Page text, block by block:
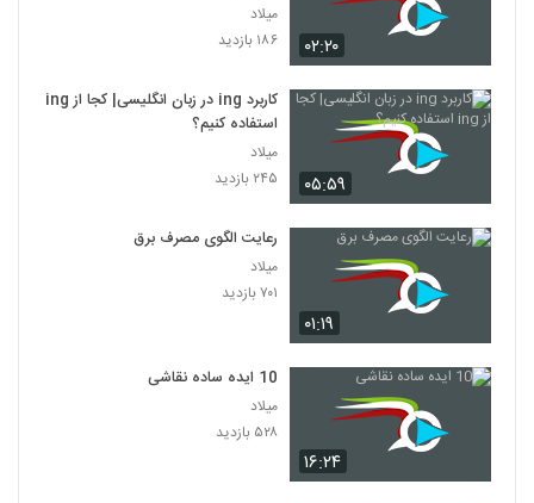
۰۲:۲۰
میلاد
۱۸۶ بازدید
۰۵:۵۹
کاربرد ing در زبان انگلیسی| کجا از ing
استفاده کنیم؟
میلاد
۲۴۵ بازدید
۰۱:۱۹
رعایت الگوی مصرف برق
میلاد
۷۰۱ بازدید
۱۶:۲۴
10 ایده ساده نقاشی
میلاد
۵۲۸ بازدید